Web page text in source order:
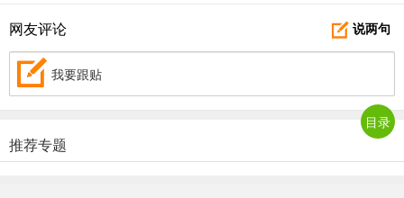
说两句
网友评论
我要跟贴
推荐专题
目录